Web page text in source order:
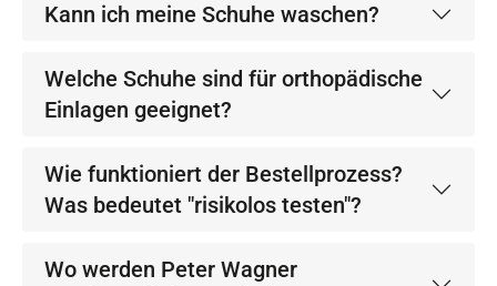
Kann ich meine Schuhe waschen?
Welche Schuhe sind für orthopädische
Einlagen geeignet?
Wie funktioniert der Bestellprozess?
Was bedeutet "risikolos testen"?
Wo werden Peter Wagner